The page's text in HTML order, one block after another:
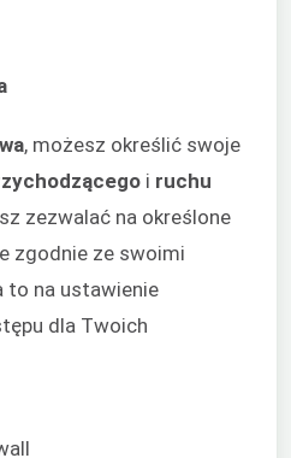
, możesz określić swoje
i ruchu
zezwalać na określone
zgodnie ze swoimi
to na ustawienie
dla Twoich